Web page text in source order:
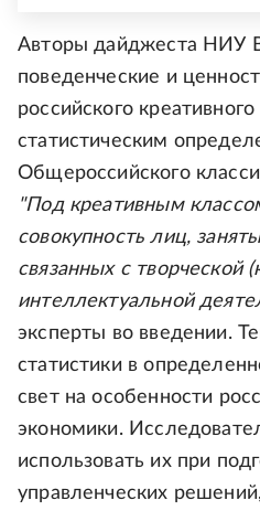
Авторы дайджеста НИУ
поведенческие и
российского
статистическим
Общероссийского
"Под креативным
совокупность лиц,
связанных с творческой
интеллектуальной
эксперты во введении.
статистики в
свет на особенности
экономики.
использовать их при
управленческих